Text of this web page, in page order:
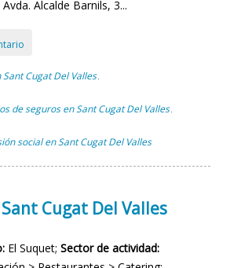
Avda. Alcalde Barnils, 3...
Cugat Del Valles ,
de seguros en Sant Cugat Del Valles ,
social en Sant Cugat Del Valles
Cugat Del Valles
El Suquet; Sector de actividad: